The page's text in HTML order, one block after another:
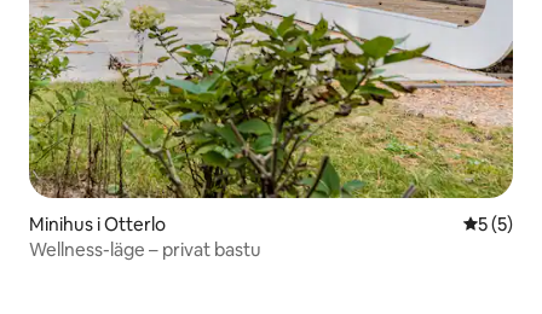
Minihus i Otterlo 5 av 5 i
5 (5)
Wellness-läge – privat bastu